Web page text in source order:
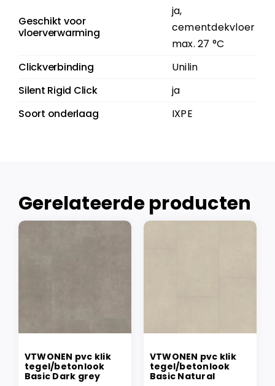
Geschikt voor
vloerverwarming
ja,
cementdekvloer
max. 27 °C
Clickverbinding
Unilin
Silent Rigid Click
ja
Soort onderlaag
IXPE
Gerelateerde producten
VTWONEN pvc klik
tegel/betonlook
Basic Dark grey
VTWONEN pvc klik
tegel/betonlook
Basic Natural